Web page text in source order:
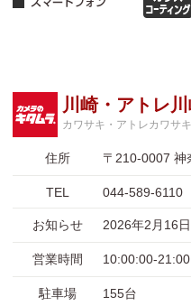
川崎・アトレ
カワサキ・アトレカワサ
住所 〒210-0007 神
TEL 044-589-6110
お知らせ 2026年2月16
営業時間 10:00:00-
駐車場 155台